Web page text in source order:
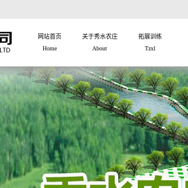
网站首页
Home
关于秀水农庄
About
拓展训练
Tzxl